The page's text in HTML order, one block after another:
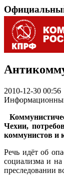
2010-12-30 00:56
Чехии,
коммунистов и
Речь идёт об
социализма и
преследовании